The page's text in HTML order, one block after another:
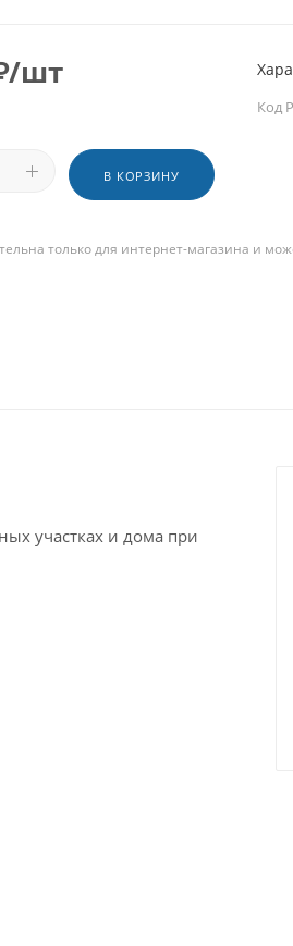
/шт
В КОРЗИНУ
Код
только для интернет-магазина и
участках и дома при